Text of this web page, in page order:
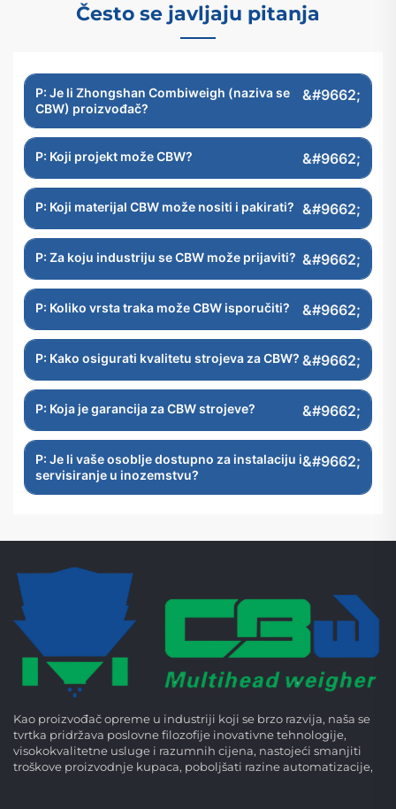
Često se javljaju pitanja
P: Je li Zhongshan Combiweigh (naziva se
CBW) proizvođač?
P: Koji projekt može CBW?
P: Koji materijal CBW može nositi i pakirati?
P: Za koju industriju se CBW može prijaviti?
P: Koliko vrsta traka može CBW isporučiti?
P: Kako osigurati kvalitetu strojeva za CBW?
P: Koja je garancija za CBW strojeve?
P: Je li vaše osoblje dostupno za instalaciju i
servisiranje u inozemstvu?
Kao proizvođač opreme u industriji koji se brzo razvija, naša se
tvrtka pridržava poslovne filozofije inovativne tehnologije,
visokokvalitetne usluge i razumnih cijena, nastojeći smanjiti
troškove proizvodnje kupaca, poboljšati razine automatizacije,